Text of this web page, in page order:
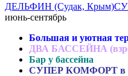
ДЕЛЬФИН (Судак,
июнь-сентябрь
Большая и уютная
ДВА БАССЕЙНА
Бар у бассейна
СУПЕР КОМФОРТ в